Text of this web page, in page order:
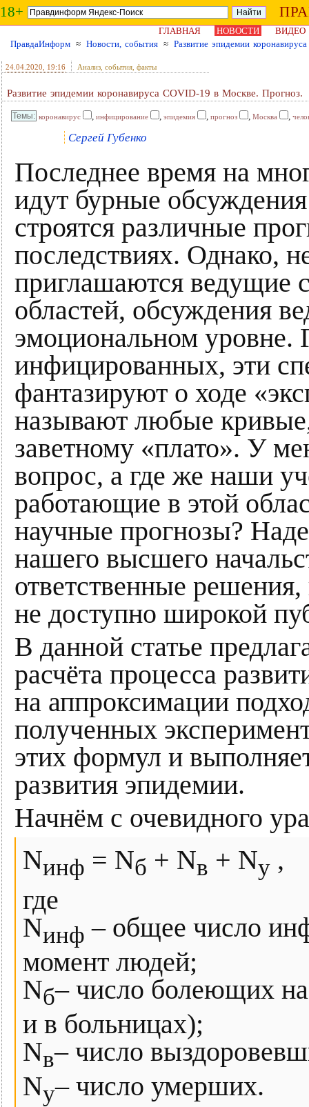
18+
ГЛАВНАЯ НОВОСТИ
ВИДЕО
ПравдаИнформ ≈ Новости, события ≈ Развитие эпидемии
24.04.2020 , 19:16 Анализ, события, факты
Развитие эпидемии коронавируса COVID-19 в Москве. Прогноз.
коронавирус , инфицирование , эпидемия , прогноз , Москва ,
Сергей Губенко
Последнее время на
идут бурные
строятся различные
последствиях. Однако,
приглашаются ведущие
областей, обсуждения
эмоциональном уровне.
инфицированных, эти
фантазируют о ходе
называют любые
заветному «плато». У
вопрос, а где же наши
работающие в этой
научные прогнозы?
нашего высшего
ответственные
не доступно широкой
В данной статье
расчёта процесса
на аппроксимации
полученных
этих формул и
развития эпидемии.
Начнём с очевидного
Nинф = Nб + Nв + Nу ,
где
Nинф – общее число
момент людей;
Nб– число болеющих
и в больницах);
Nв– число
Nу– число умерших.